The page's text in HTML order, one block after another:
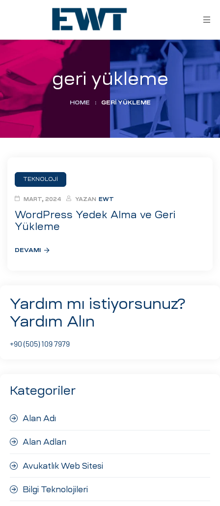
geri yükleme
HOME : GERI YÜKLEME
TEKNOLOJI
WordPress Yedek Alma ve Geri
Yükleme
MART, 2024 YAZAN EWT
DEVAMI
Yardım mı istiyorsunuz?
Yardım Alın
+90 (505) 109 7979
Kategoriler
Alan Adı
Alan Adları
Avukatlık Web Sitesi
Bilgi Teknolojileri